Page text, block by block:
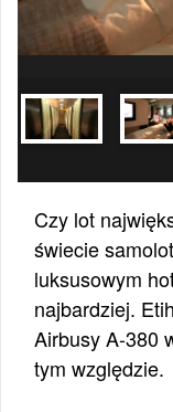
Czy lot
świecie
luksusowym
najbardziej.
Airbusy A-380
tym względzie.